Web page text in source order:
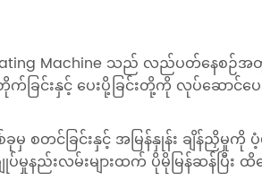
Machine သည် လည်ပတ်နေစ
းနှင့် ပေးပို့ခြင်းတို့ကို လုပ်ဆောင်ပေး
တင်ခြင်းနှင့် အမြန်နှုန်း ချိန်ညှိမှုကို
ပ်မှုနည်းလမ်းများထက် ပိုမိုမြန်ဆန်ပြီး